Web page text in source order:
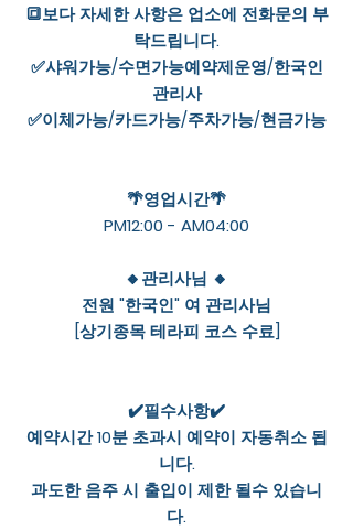
🔳보다 자세한 사항은 업소에 전화문의 부
탁드립니다.
✅샤워가능/수면가능예약제운영/한국인
관리사
✅이체가능/카드가능/주차가능/현금가능
🌴영업시간🌴
PM12:00 - AM04:00
🔸관리사님 🔸
전원 "한국인" 여 관리사님
[상기종목 테라피 코스 수료]
✔️필수사항✔️
예약시간 10분 초과시 예약이 자동취소 됩
니다.
과도한 음주 시 출입이 제한 될수 있습니
다.